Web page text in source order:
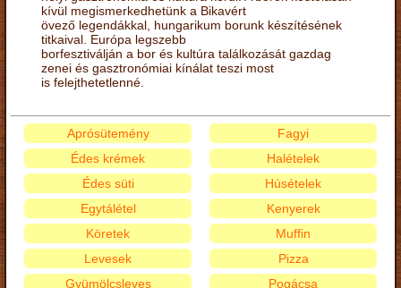
kívül megismerkedhetünk a Bikavért
övező legendákkal, hungarikum borunk készítésének
titkaival. Európa legszebb
borfesztiválján a bor és kultúra találkozását gazdag
zenei és gasztronómiai kínálat teszi most
is felejthetetlenné.
Aprósütemény
Édes krémek
Édes süti
Egytálétel
Fagyi
Halételek
Húsételek
Kenyerek
Köretek
Levesek
Gyümölcsleves
Muffin
Pizza
Pogácsa